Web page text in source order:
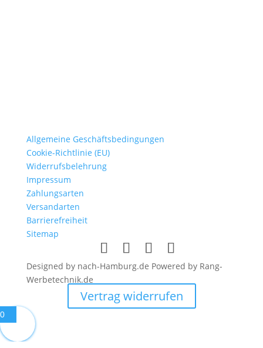
Allgemeine Geschäftsbedingungen
Cookie-Richtlinie (EU)
Widerrufsbelehrung
Impressum
Zahlungsarten
Versandarten
Barrierefreiheit
Sitemap
Designed by nach-Hamburg.de Powered by Rang-
Werbetechnik.de
Vertrag widerrufen
0